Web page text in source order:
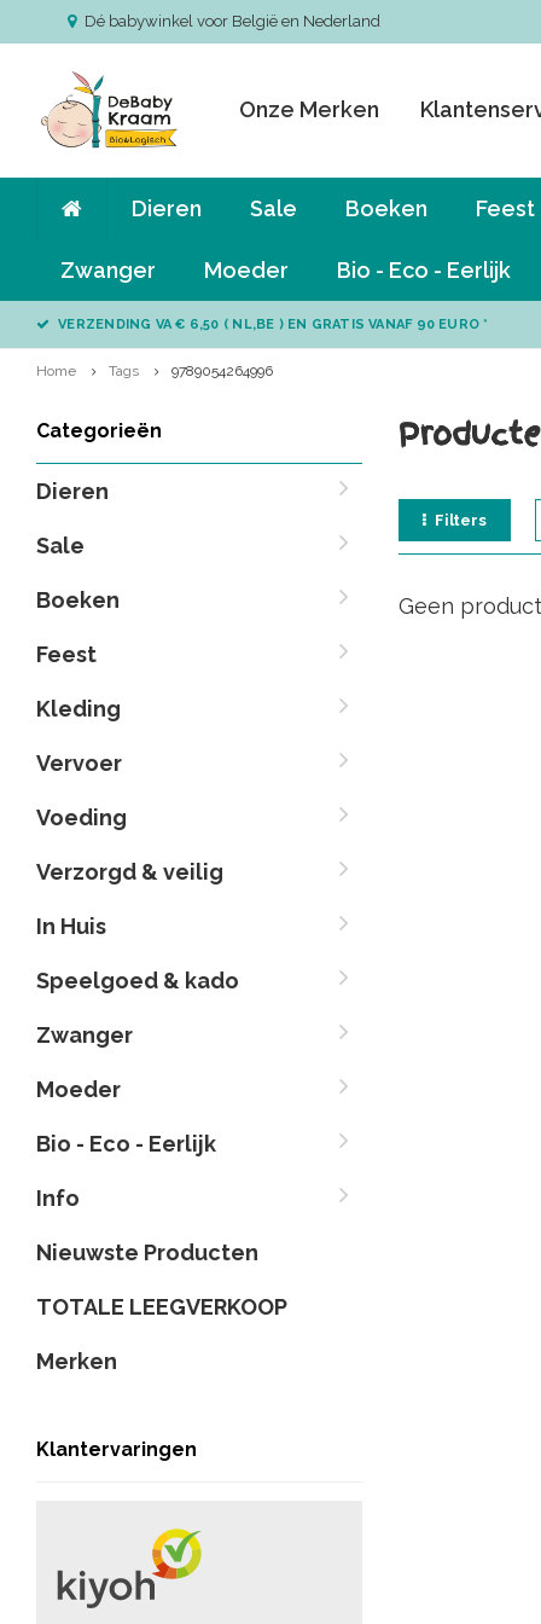
Dé babywinkel voor België en Nederland
Onze Merken
Dieren Sale Boeken Feest
Zwanger Moeder Bio - Eco - Eerlijk
VERZENDING VA € 6,50 ( NL,BE ) EN GRATIS VANAF 90 EURO *
Home Tags 9789054264996
Categorieën
Dieren
Sale
Boeken
Feest
Kleding
Vervoer
Voeding
Verzorgd & veilig
In Huis
Speelgoed & kado
Zwanger
Moeder
Bio - Eco - Eerlijk
Info
Nieuwste Producten
TOTALE LEEGVERKOOP
Merken
Klantervaringen
Filters
Geen